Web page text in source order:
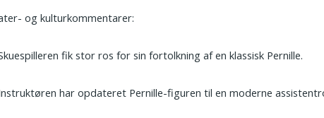
og kulturkommentarer:
fik stor ros for sin fortolkning af en klassisk Pernille.
har opdateret Pernille-figuren til en moderne